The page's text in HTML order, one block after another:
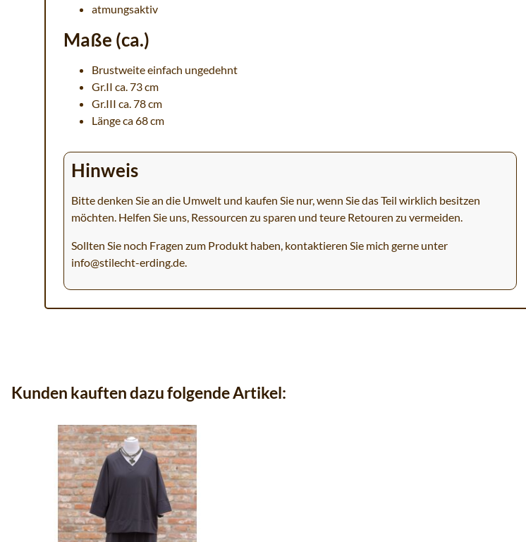
atmungsaktiv
Maße (ca.)
Brustweite einfach ungedehnt
Gr.II ca. 73 cm
Gr.III ca. 78 cm
Länge ca 68 cm
Hinweis
Bitte denken Sie an die Umwelt und kaufen Sie nur, wenn Sie das Teil wirklich besitzen
möchten. Helfen Sie uns, Ressourcen zu sparen und teure Retouren zu vermeiden.
Sollten Sie noch Fragen zum Produkt haben, kontaktieren Sie mich gerne unter
info@stilecht-erding.de.
Kunden kauften dazu folgende Artikel: